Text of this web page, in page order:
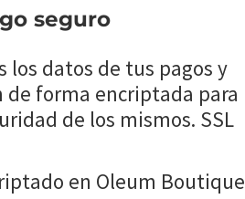
seguro
los datos de tus pagos y
de forma encriptada para
de los mismos. SSL